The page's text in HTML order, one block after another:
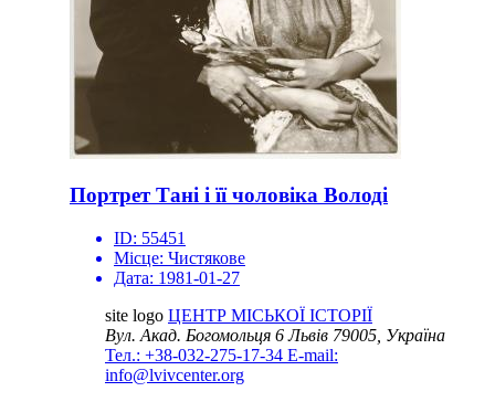
Портрет Тані і її чоловіка Володі
ID: 55451
Місце: Чистякове
Дата: 1981-01-27
site logo ЦЕНТР МІСЬКОЇ ІСТОРІЇ
Вул. Акад. Богомольця 6Львів 79005, Україна
Тел.: +38-032-275-17-34 E-mail:
info@lvivcenter.org